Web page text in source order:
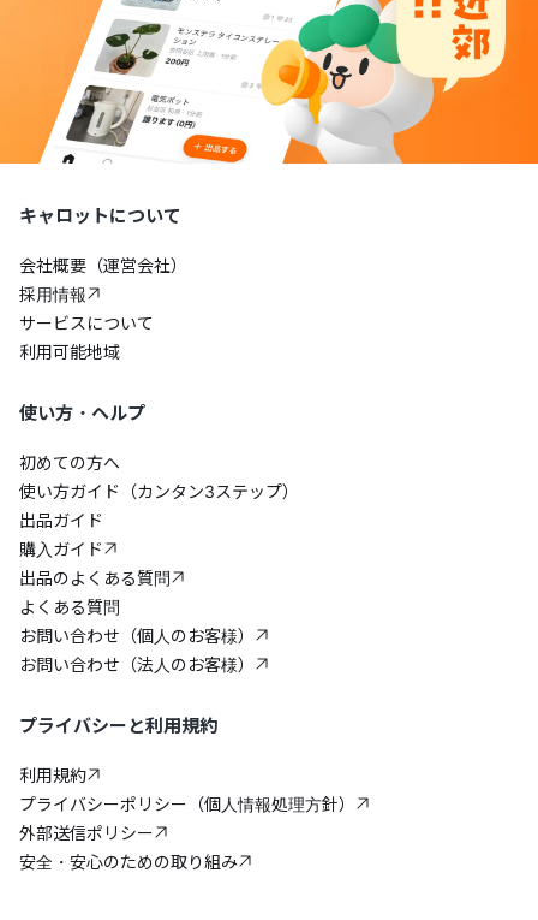
キャロットについて
会社概要（運営会社）
採用情報
サービスについて
利用可能地域
使い方・ヘルプ
初めての方へ
使い方ガイド（カンタン3ステップ）
出品ガイド
購入ガイド
出品のよくある質問
よくある質問
お問い合わせ（個人のお客様）
お問い合わせ（法人のお客様）
プライバシーと利用規約
利用規約
プライバシーポリシー（個人情報処理方針）
外部送信ポリシー
安全・安心のための取り組み